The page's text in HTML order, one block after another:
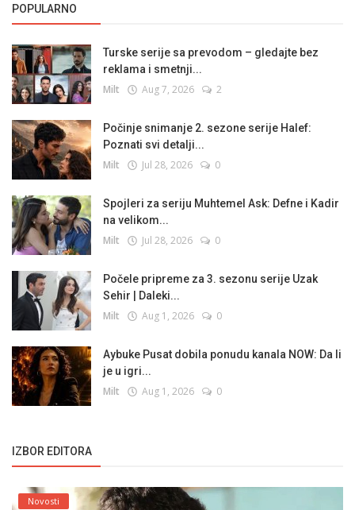
POPULARNO
Turske serije sa prevodom – gledajte bez
reklama i smetnji...
Milt Aug 7, 2026 2
Počinje snimanje 2. sezone serije Halef:
Poznati svi detalji...
Milt Jul 28, 2026 0
Spojleri za seriju Muhtemel Ask: Defne i Kadir
na velikom...
Milt Jul 28, 2026 0
Počele pripreme za 3. sezonu serije Uzak
Sehir | Daleki...
Milt Aug 1, 2026 0
Aybuke Pusat dobila ponudu kanala NOW: Da li
je u igri...
Milt Aug 1, 2026 0
IZBOR EDITORA
Novosti